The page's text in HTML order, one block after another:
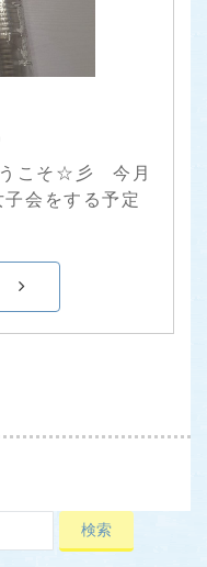
うこそ☆彡 今月
会をする予定